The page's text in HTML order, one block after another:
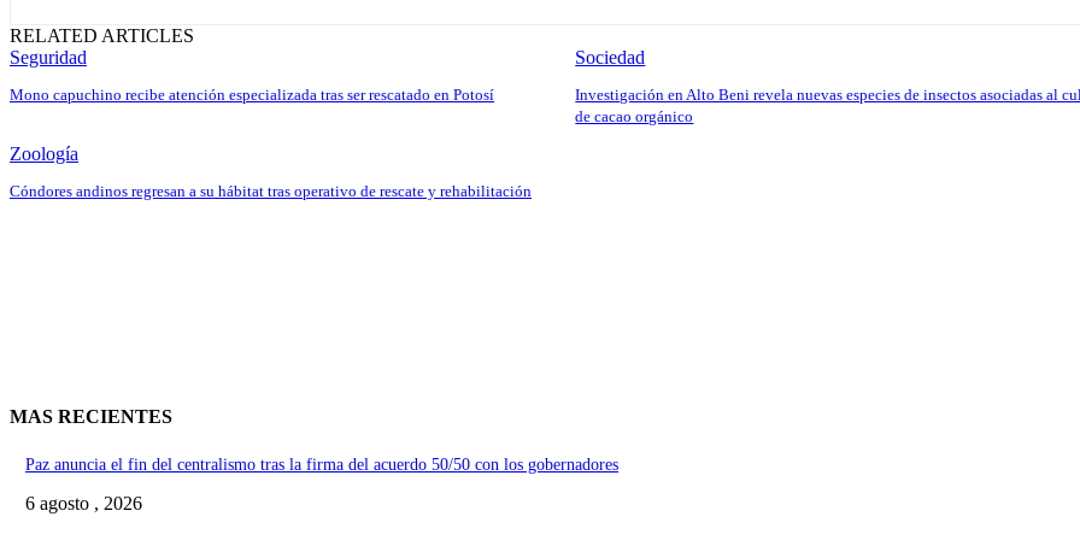
RELATED ARTICLES
Seguridad
Mono capuchino recibe atención especializada tras ser rescatado en Potosí
Sociedad
Investigación en Alto Beni revela nuevas especies de insectos asociadas al
de cacao orgánico
Zoología
Cóndores andinos regresan a su hábitat tras operativo de rescate y rehabilitación
MAS RECIENTES
Paz anuncia el fin del centralismo tras la firma del acuerdo 50/50 con los gobernadores
6 agosto , 2026